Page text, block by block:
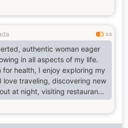
0.5
authentic woman eager
in all aspects of my life.
for health, I enjoy exploring my
love traveling, discovering new
at night, visiting restaurants,
with nature, especially in
I am passionate about self-
inspiring books, and